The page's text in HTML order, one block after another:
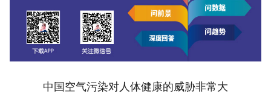
中国空气污染对人体健康的威胁非常大